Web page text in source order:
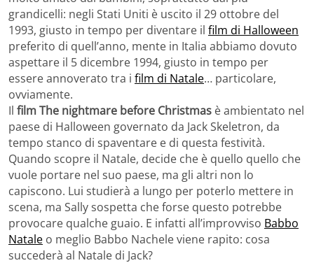
grandicelli: negli Stati Uniti è uscito il 29 ottobre del
1993, giusto in tempo per diventare il film di Halloween
preferito di quell’anno, mente in Italia abbiamo dovuto
aspettare il 5 dicembre 1994, giusto in tempo per
essere annoverato tra i film di Natale… particolare,
ovviamente.
Il film The nightmare before Christmas è ambientato nel
paese di Halloween governato da Jack Skeletron, da
tempo stanco di spaventare e di questa festività.
Quando scopre il Natale, decide che è quello quello che
vuole portare nel suo paese, ma gli altri non lo
capiscono. Lui studierà a lungo per poterlo mettere in
scena, ma Sally sospetta che forse questo potrebbe
provocare qualche guaio. E infatti all’improvviso Babbo
Natale o meglio Babbo Nachele viene rapito: cosa
succederà al Natale di Jack?